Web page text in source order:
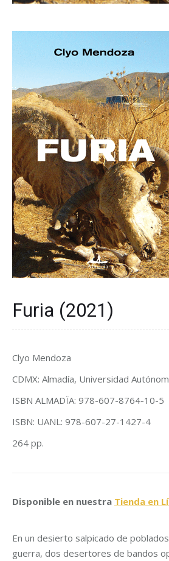
Furia (2021)
Clyo Mendoza
CDMX: Almadía, Universidad
ISBN ALMADÏA: 978-607-8764-10-5
ISBN: UANL: 978-607-27-1427-4
264 pp.
Disponible en nuestra Tienda en
En un desierto salpicado de
guerra, dos desertores de bandos